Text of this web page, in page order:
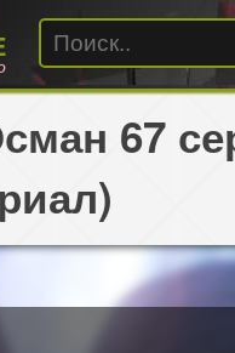
67